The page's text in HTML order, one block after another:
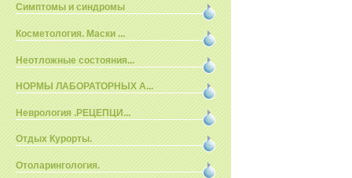
Симптомы и синдромы
Косметология. Маски ...
Неотложные состояния...
НОРМЫ ЛАБОРАТОРНЫХ А...
Неврология .РЕЦЕПЦИ...
Отдых Курорты.
Отоларингология.